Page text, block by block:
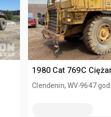
1980 Cat 769C
Clendenin, WV.9647